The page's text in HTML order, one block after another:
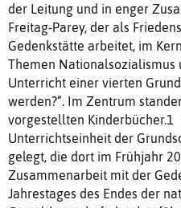
der Leitung und in enger
Freitag-Parey, der als
Gedenkstätte arbeitet, im
Themen
Unterricht einer vierten
werden?“. Im Zentrum
vorgestellten Kinderbücher.1
Unterrichtseinheit der
gelegt, die dort im Frühjahr
Zusammenarbeit mit der
Jahrestages des Endes der